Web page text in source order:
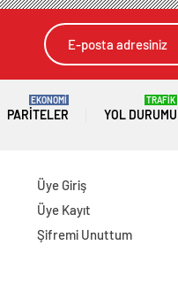
PARITELER
EKONOMİ
YOL DURUMU
TRAFİK
Üye Giriş
Üye Kayıt
Şifremi Unuttum